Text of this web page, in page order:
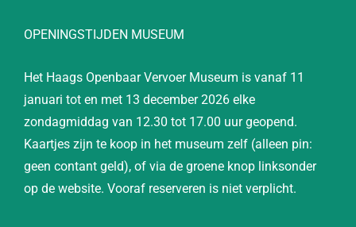
OPENINGSTIJDEN MUSEUM
Het Haags Openbaar Vervoer Museum is vanaf 11
januari tot en met 13 december 2026 elke
zondagmiddag van 12.30 tot 17.00 uur geopend.
Kaartjes zijn te koop in het museum zelf (alleen pin:
geen contant geld), of via de groene knop linksonder
op de website. Vooraf reserveren is niet verplicht.